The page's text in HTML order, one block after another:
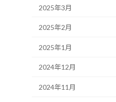
2025年3月
2025年2月
2025年1月
2024年12月
2024年11月